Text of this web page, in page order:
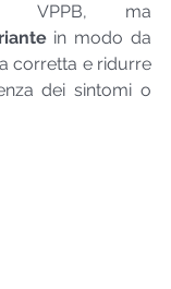
in modo da
corretta e ridurre
dei sintomi o